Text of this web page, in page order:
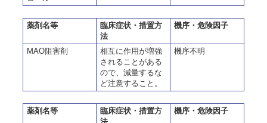
薬剤名等
臨床症状・措置方
法
機序・危険因子
MAO阻害剤
相互に作用が増強
されることがある
ので、減量するな
ど注意すること。
機序不明
薬剤名等
臨床症状・措置方
機序・危険因子